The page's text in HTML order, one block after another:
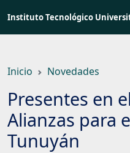
contenido
Instituto Tecnológico
Inicio Novedades
Presentes en
Alianzas para
Tunuyán